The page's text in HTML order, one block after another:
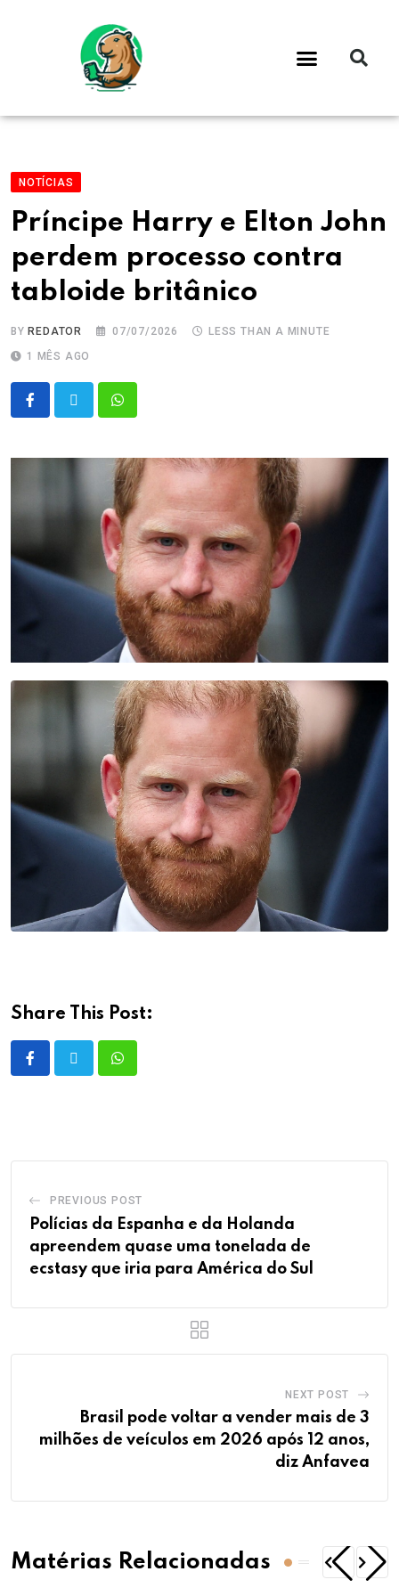
NOTÍCIAS
Príncipe Harry e Elton John
perdem processo contra
tabloide britânico
BY REDATOR 07/07/2026
LESS THAN A MINUTE
1 MÊS AGO
Share This Post:
PREVIOUS POST
Polícias da Espanha e da Holanda
apreendem quase uma tonelada de
ecstasy que iria para América do Sul
NEXT POST
Brasil pode voltar a vender mais de 3
milhões de veículos em 2026 após 12 anos,
diz Anfavea
Matérias Relacionadas